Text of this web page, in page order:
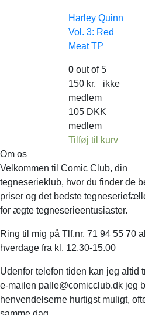
Harley Quinn
Vol. 3: Red
Meat TP
0 out of 5
150 kr. ikke
medlem
105 DKK
medlem
Tilføj til kurv
Om os
Velkommen til Comic Club, din
tegneserieklub, hvor du finder de
priser og det bedste
for ægte tegneserieentusiaster.
Ring til mig på Tlf.nr. 71 94 55 70
hverdage fra kl. 12.30-15.00
Udenfor telefon tiden kan jeg altid
e-mailen palle@comicclub.dk jeg
henvendelserne hurtigst muligt,